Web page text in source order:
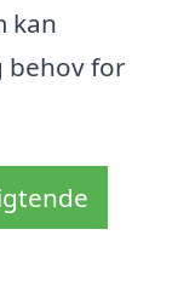
kan
behov for